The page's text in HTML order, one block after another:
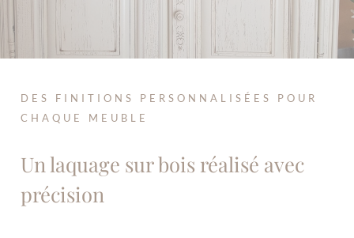
DES FINITIONS PERSONNALISÉES POUR
CHAQUE MEUBLE
Un laquage sur bois réalisé avec
précision